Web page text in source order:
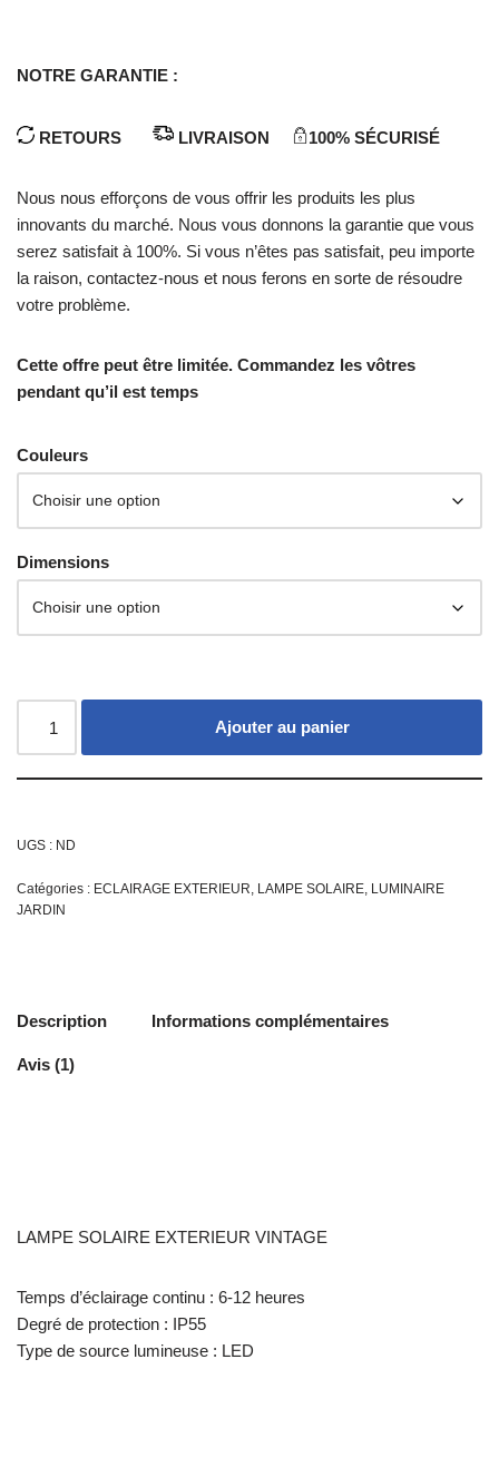
NOTRE GARANTIE :
RETOURS LIVRAISON 100% SÉCURISÉ
Nous nous efforçons de vous offrir les produits les plus
innovants du marché. Nous vous donnons la garantie que vous
serez satisfait à 100%. Si vous n’êtes pas satisfait, peu importe
la raison, contactez-nous et nous ferons en sorte de résoudre
votre problème.
Cette offre peut être limitée. Commandez les vôtres
pendant qu’il est temps
Couleurs
Dimensions
Ajouter au panier
UGS : ND
Catégories : ECLAIRAGE EXTERIEUR, LAMPE SOLAIRE, LUMINAIRE
JARDIN
Description Informations complémentaires
Avis (1)
LAMPE SOLAIRE EXTERIEUR VINTAGE
Temps d’éclairage continu : 6-12 heures
Degré de protection : IP55
Type de source lumineuse : LED